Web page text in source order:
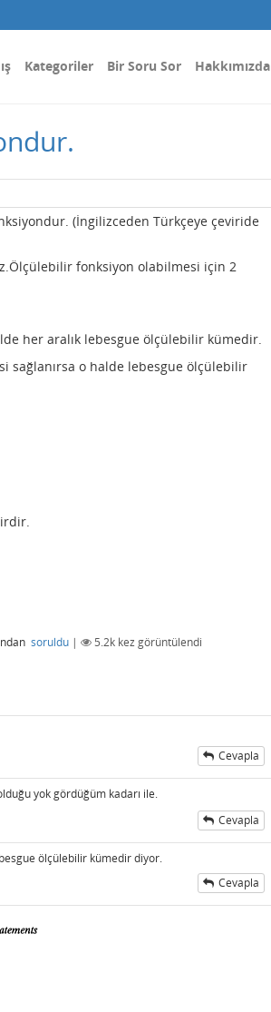
Kategoriler Bir Soru Sor Hakkımızda
(İngilizceden Türkçeye çeviride
fonksiyon olabilmesi için 2
her aralık lebesgue ölçülebilir kümedir.
sağlanırsa o halde lebesgue ölçülebilir
soruldu | 5.2k kez görüntülendi
Cevapla
yok gördüğüm kadarı ile.
Cevapla
ölçülebilir kümedir diyor.
Cevapla